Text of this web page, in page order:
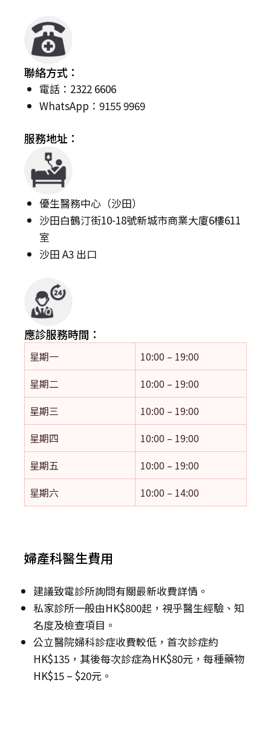
聯絡方式：
電話：2322 6606
WhatsApp：9155 9969
服務地址：
優生醫務中心（沙田）
沙田白鶴汀街10-18號新城市商業大廈6樓611
室
沙田 A3 出口
應診服務時間：
星期一
10:00 – 19:00
星期二
10:00 – 19:00
星期三
10:00 – 19:00
星期四
10:00 – 19:00
星期五
10:00 – 19:00
星期六
10:00 – 14:00
婦產科醫生費用
建議致電診所詢問有關最新收費詳情。
私家診所一般由HK$800起，視乎醫生經驗、知
名度及檢查項目。
公立醫院婦科診症收費較低，首次診症約
HK$135，其後每次診症為HK$80元，每種藥物
HK$15 – $20元。